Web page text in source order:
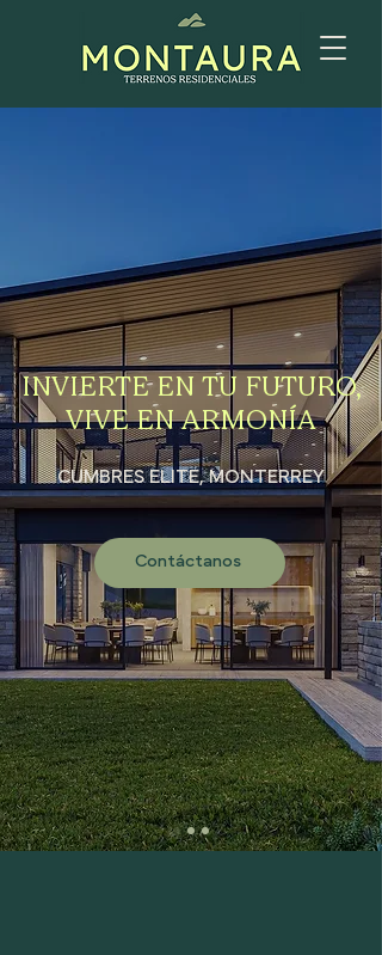
INVIERTE EN TU FUTURO,
VIVE EN ARMONÍA
CUMBRES ELITE, MONTERREY
Contáctanos